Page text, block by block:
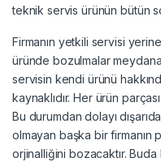
teknik servis ürünün bütün
Firmanın yetkili servisi
üründe bozulmalar
servisin kendi ürünü
kaynaklıdır. Her ürün
Bu durumdan dolayı
olmayan başka bir firmanın
orjinalliğini bozacaktır.